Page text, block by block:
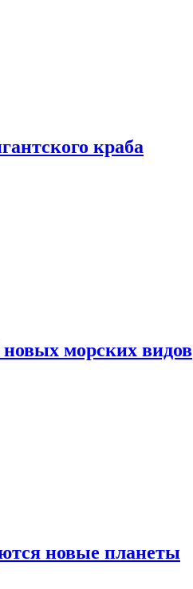
краба
морских видов
новые планеты